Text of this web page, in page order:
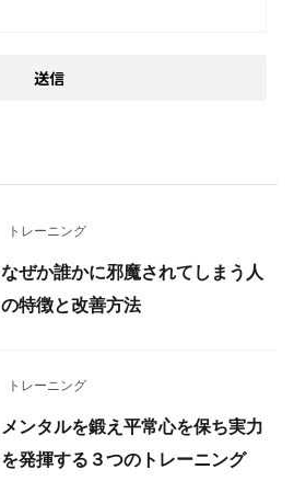
トレーニング
なぜか誰かに邪魔されてしまう人
の特徴と改善方法
トレーニング
メンタルを鍛え平常心を保ち実力
を発揮する３つのトレーニング